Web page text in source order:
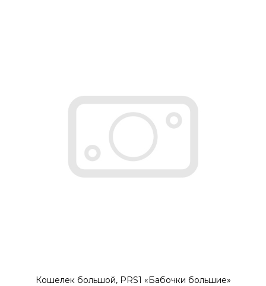
Кошелек большой, PRS1 «Бабочки большие»